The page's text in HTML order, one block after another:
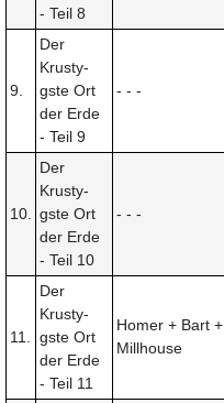
- Teil 8
9.
Der
Krusty-
gste Ort
der Erde
- Teil 9
- - -
10.
Der
Krusty-
gste Ort
der Erde
- Teil 10
- - -
11.
Der
Krusty-
gste Ort
der Erde
- Teil 11
Homer + Bart +
Millhouse